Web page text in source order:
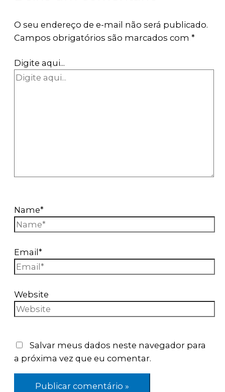
O seu endereço de e-mail não será publicado.
Campos obrigatórios são marcados com *
Digite aqui...
Name*
Email*
Website
Salvar meus dados neste navegador para
a próxima vez que eu comentar.